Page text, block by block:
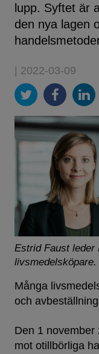
lupp. Syftet är
den nya lagen
| 2022-03-09
Estrid Faust leder
livsmedelsköpare.
Många
och
Den 1 november
mot otillbörliga